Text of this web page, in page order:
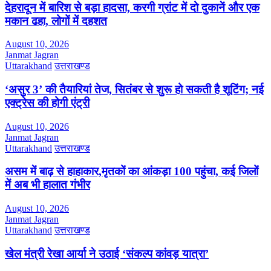
देहरादून में बारिश से बड़ा हादसा, करगी ग्रांट में दो दुकानें और एक
मकान ढहा, लोगों में दहशत
August 10, 2026
Janmat Jagran
Uttarakhand उत्तराखण्ड
‘असुर 3’ की तैयारियां तेज, सितंबर से शुरू हो सकती है शूटिंग; नई
एक्ट्रेस की होगी एंट्री
August 10, 2026
Janmat Jagran
Uttarakhand उत्तराखण्ड
असम में बाढ़ से हाहाकार,मृतकों का आंकड़ा 100 पहुंचा, कई जिलों
में अब भी हालात गंभीर
August 10, 2026
Janmat Jagran
Uttarakhand उत्तराखण्ड
खेल मंत्री रेखा आर्या ने उठाई ‘संकल्प कांवड़ यात्रा’